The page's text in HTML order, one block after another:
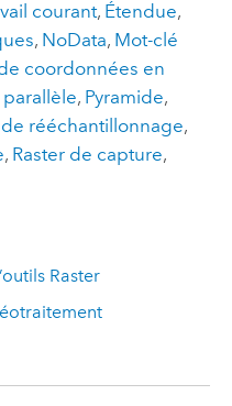
courant, Étendue,
, NoData, Mot-clé
coordonnées en
, Pyramide,
rééchantillonnage,
, Raster de capture,
Raster